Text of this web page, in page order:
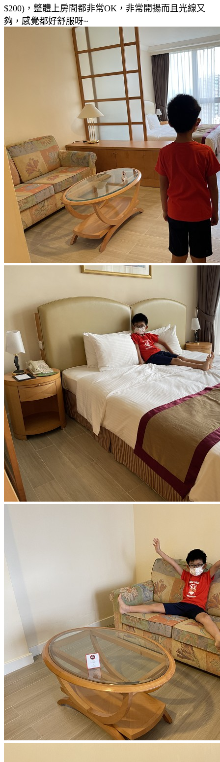
$200)，整體上房間都非常OK，非常開揚而且光線又
夠，感覺都好舒服呀~